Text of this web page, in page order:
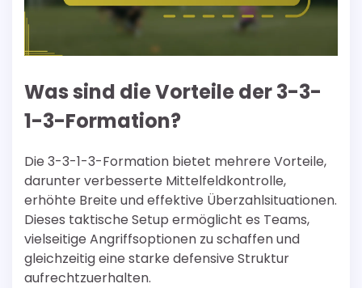
Was sind die Vorteile der 3-3-
1-3-Formation?
Die 3-3-1-3-Formation bietet mehrere Vorteile,
darunter verbesserte Mittelfeldkontrolle,
erhöhte Breite und effektive Überzahlsituationen.
Dieses taktische Setup ermöglicht es Teams,
vielseitige Angriffsoptionen zu schaffen und
gleichzeitig eine starke defensive Struktur
aufrechtzuerhalten.